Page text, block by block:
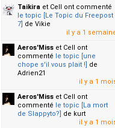
Taikira et Cell ont commenté
le topic [Le Topic du Freepost
7] de Vikie
il y a 1
Aeros'Miss et Cell ont
commenté le topic [une
chope s'il vous plait !] de
Adrien21
il y a 1
Aeros'Miss et Cell ont
commenté le topic [La mort
de Slappyto?] de kurt
il y a 1